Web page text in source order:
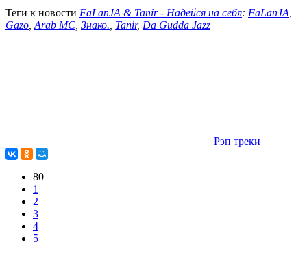
Теги к новости FaLanJA & Tanir - Надейся на себя: FaLanJA
Gazo Arab MC Знако. Tanir, Da Gudda Jazz
Рэп треки
80
1
2
3
4
5